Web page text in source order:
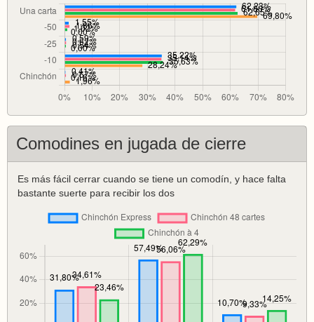
Comodines en jugada de cierre
Es más fácil cerrar cuando se tiene un comodín, y hace falta
bastante suerte para recibir los dos